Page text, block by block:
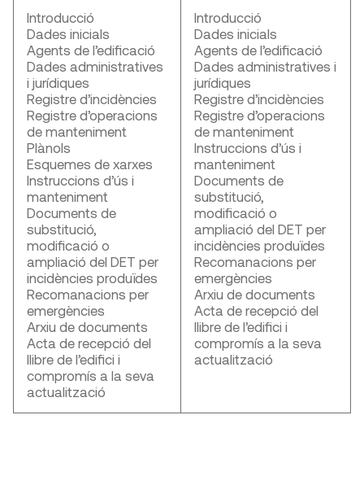
Introducció
Dades inicials
Agents de l’edificació
Dades administratives
i jurídiques
Registre d’incidències
Registre d’operacions
de manteniment
Plànols
Esquemes de xarxes
Instruccions d’ús i
manteniment
Documents de
substitució,
modificació o
ampliació del DET per
incidències produïdes
Recomanacions per
emergències
Arxiu de documents
Acta de recepció del
llibre de l’edifici i
compromís a la seva
actualització
Introducció
Dades inicials
Agents de l’edificació
Dades administratives i
jurídiques
Registre d’incidències
Registre d’operacions
de manteniment
Instruccions d’ús i
manteniment
Documents de
substitució,
modificació o
ampliació del DET per
incidències produïdes
Recomanacions per
emergències
Arxiu de documents
Acta de recepció del
llibre de l’edifici i
compromís a la seva
actualització